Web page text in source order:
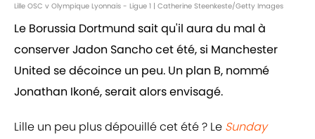
Lille OSC v Olympique Lyonnais - Ligue 1 | Catherine Steenkeste/Getty Images
Le Borussia Dortmund sait qu'il aura du mal à
conserver Jadon Sancho cet été, si Manchester
United se décoince un peu. Un plan B, nommé
Jonathan Ikoné, serait alors envisagé.
Lille un peu plus dépouillé cet été ? Le Sunday